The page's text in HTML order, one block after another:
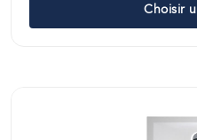
Choisir